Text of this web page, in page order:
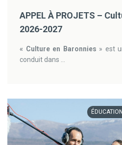
APPEL À PROJETS –
2026-2027
« Culture en Baronnies » est
conduit dans ...